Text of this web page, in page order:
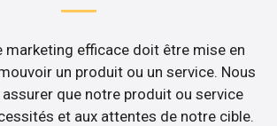
marketing efficace doit être mise en
un produit ou un service. Nous
que notre produit ou service
et aux attentes de notre cible.